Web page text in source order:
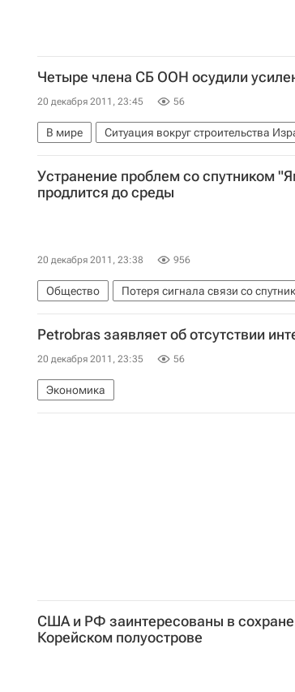
Четыре члена СБ ООН осудили
20 декабря 2011, 23:45 56
В мире Ситуация вокруг строительства
Устранение проблем со спутником
продлится до среды
20 декабря 2011, 23:38 956
Общество Потеря сигнала связи со
Petrobras заявляет об отсутствии
20 декабря 2011, 23:35 56
Экономика
США и РФ заинтересованы в
Корейском полуострове